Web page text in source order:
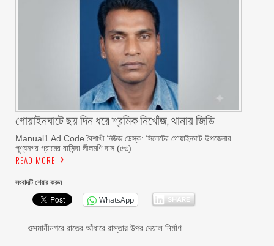
গোয়াইনঘাটে ছয় দিন ধরে শ্রমিক নিখোঁজ, থানায় জিডি
Manual1 Ad Code বৈশাখী নিউজ ডেস্ক: সিলেটের গোয়াইনঘাট উপজেলার
পূণ্যনগর গ্রামের বাসিন্দা লীলমণি দাস (৫৩)
READ MORE
সংবাদটি শেয়ার করুন
WhatsApp
SHARE
ওসমানীনগরে রাতের আঁধারে রাস্তার উপর দেয়াল নির্মাণ